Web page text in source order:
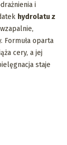
i
hydrolatu z
Formuła oparta
cery, a jej
staje